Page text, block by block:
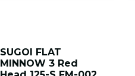
SUGOI FLAT
MINNOW 3 Red